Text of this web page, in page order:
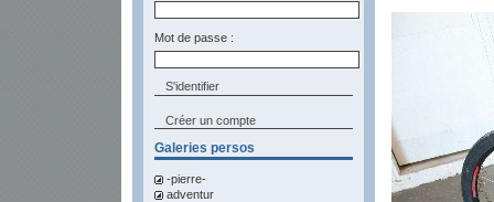
Mot de passe :
Créer un compte
Galeries persos
-pierre-
adventur